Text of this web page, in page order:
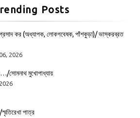
Posts
প্রসাদ কর (অধ্যাপক, লোকগবেষক, পাঁশকুড়া)/ ভাস্করব্রত
2026
সোমনাথ মুখোপাধ্যায়
পাত্র